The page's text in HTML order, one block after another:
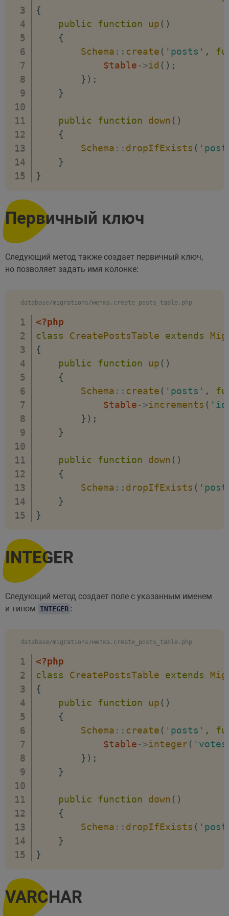
{
public
function up ( )
{
Schema :: create ( 'posts' ,
$table->id ( ) ;
} ) ;
}
public function down ( )
{
Schema :: dropIfExists (
}
}
Первичный ключ
Следующий метод также создает первичный ключ,
но позволяет задать имя колонке:
database/migrations/метка.create_posts_table.php
<?php
class
CreatePostsTable extends
{
public
function up ( )
{
Schema :: create ( 'posts' ,
$table->increments (
} ) ;
}
public function down ( )
{
Schema :: dropIfExists (
}
}
INTEGER
Следующий метод создает поле с указанным именем
и типом
INTEGER :
database/migrations/метка.create_posts_table.php
<?php
class
CreatePostsTable extends
{
public
function up ( )
{
Schema :: create ( 'posts' ,
$table->integer (
} ) ;
}
public function down ( )
{
Schema :: dropIfExists (
}
}
VARCHAR